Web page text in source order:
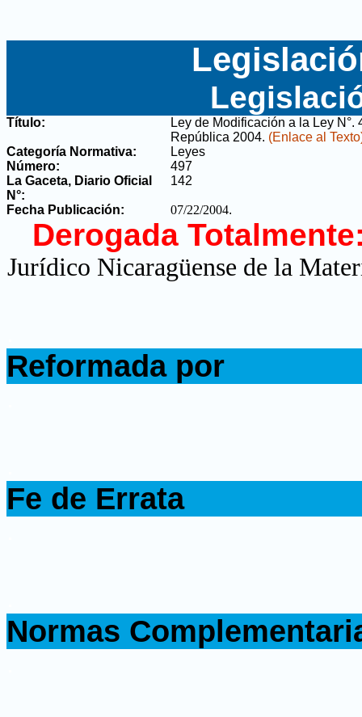
Título:
Ley de Modificación a la Ley
República 2004. (Enlace al
Categoría Normativa:
Leyes
Número:
497
La Gaceta, Diario Oficial
N°:
142
Fecha Publicación: 07/22/2004.
Derogada
Jurídico Nicaragüense de la
Reformada por
Fe de Errata
Normas